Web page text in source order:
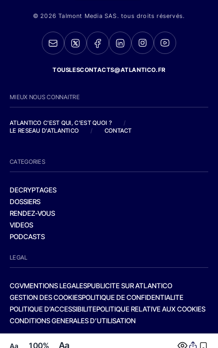
Aa 100% Aa
© 2026 Talmont Media SAS. tous droits réservés.
TOUSLESCONTACTS@ATLANTICO.FR
MIEUX NOUS CONNAITRE
ATLANTICO C'EST QUI, C'EST QUOI ?
/
LE RESEAU D'ATLANTICO
/ CONTACT
CATEGORIES
DECRYPTAGES
DOSSIERS
RENDEZ-VOUS
VIDEOS
PODCASTS
LEGAL
CGVMENTIONS LEGALESPUBLICITE SUR ATLANTICO
GESTION DES COOKIESPOLITIQUE DE CONFIDENTIALITE
POLITIQUE D’ACCESSIBILITEPOLITIQUE RELATIVE AUX COOKIES
CONDITIONS GENERALES D’UTILISATION